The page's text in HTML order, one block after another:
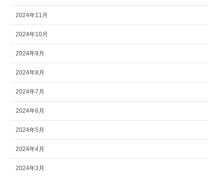
2024年11月
2024年10月
2024年9月
2024年8月
2024年7月
2024年6月
2024年5月
2024年4月
2024年3月